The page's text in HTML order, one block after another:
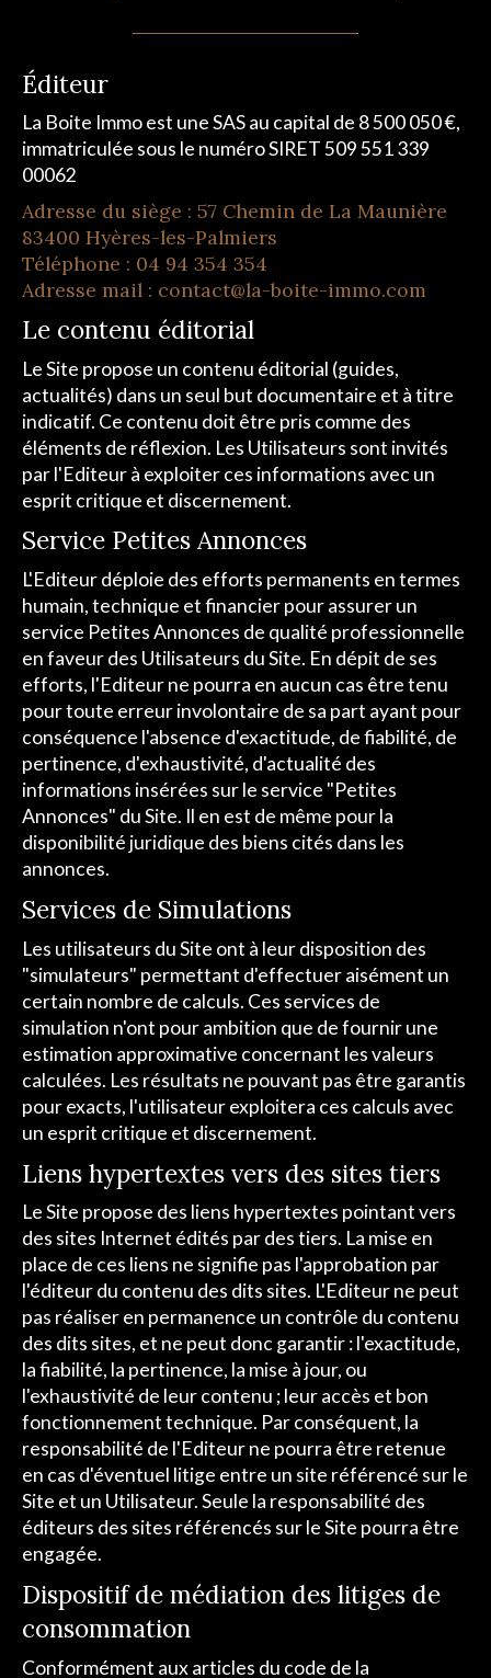
Éditeur
La Boite Immo est une SAS au capital de 8 500 050 €,
immatriculée sous le numéro SIRET 509 551 339
00062
Adresse du siège : 57 Chemin de La Maunière
83400 Hyères-les-Palmiers
Téléphone : 04 94 354 354
Adresse mail : contact@la-boite-immo.com
Le contenu éditorial
Le Site propose un contenu éditorial (guides,
actualités) dans un seul but documentaire et à titre
indicatif. Ce contenu doit être pris comme des
éléments de réflexion. Les Utilisateurs sont invités
par l'Editeur à exploiter ces informations avec un
esprit critique et discernement.
Service Petites Annonces
L'Editeur déploie des efforts permanents en termes
humain, technique et financier pour assurer un
service Petites Annonces de qualité professionnelle
en faveur des Utilisateurs du Site. En dépit de ses
efforts, l'Editeur ne pourra en aucun cas être tenu
pour toute erreur involontaire de sa part ayant pour
conséquence l'absence d'exactitude, de fiabilité, de
pertinence, d'exhaustivité, d'actualité des
informations insérées sur le service "Petites
Annonces" du Site. Il en est de même pour la
disponibilité juridique des biens cités dans les
annonces.
Services de Simulations
Les utilisateurs du Site ont à leur disposition des
"simulateurs" permettant d'effectuer aisément un
certain nombre de calculs. Ces services de
simulation n'ont pour ambition que de fournir une
estimation approximative concernant les valeurs
calculées. Les résultats ne pouvant pas être garantis
pour exacts, l'utilisateur exploitera ces calculs avec
un esprit critique et discernement.
Liens hypertextes vers des sites tiers
Le Site propose des liens hypertextes pointant vers
des sites Internet édités par des tiers. La mise en
place de ces liens ne signifie pas l'approbation par
l'éditeur du contenu des dits sites. L'Editeur ne peut
pas réaliser en permanence un contrôle du contenu
des dits sites, et ne peut donc garantir : l'exactitude,
la fiabilité, la pertinence, la mise à jour, ou
l'exhaustivité de leur contenu ; leur accès et bon
fonctionnement technique. Par conséquent, la
responsabilité de l'Editeur ne pourra être retenue
en cas d'éventuel litige entre un site référencé sur le
Site et un Utilisateur. Seule la responsabilité des
éditeurs des sites référencés sur le Site pourra être
engagée.
Dispositif de médiation des litiges de
consommation
Conformément aux articles du code de la